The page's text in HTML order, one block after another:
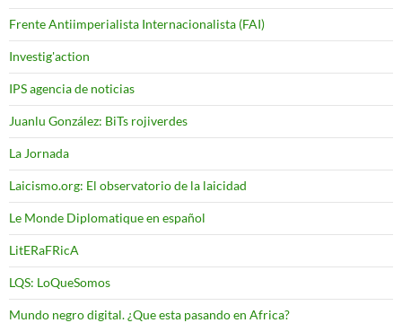
Frente Antiimperialista Internacionalista (FAI)
Investig'action
IPS agencia de noticias
Juanlu González: BiTs rojiverdes
La Jornada
Laicismo.org: El observatorio de la laicidad
Le Monde Diplomatique en español
LitERaFRicA
LQS: LoQueSomos
Mundo negro digital. ¿Que esta pasando en Africa?